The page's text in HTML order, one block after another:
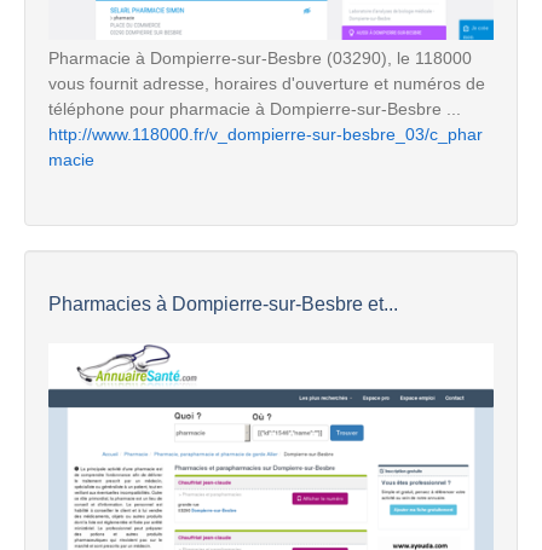
Pharmacie à Dompierre-sur-Besbre (03290), le 118000
vous fournit adresse, horaires d'ouverture et numéros de
téléphone pour pharmacie à Dompierre-sur-Besbre ...
http://www.118000.fr/v_dompierre-sur-besbre_03/c_phar
macie
Pharmacies à Dompierre-sur-Besbre et...